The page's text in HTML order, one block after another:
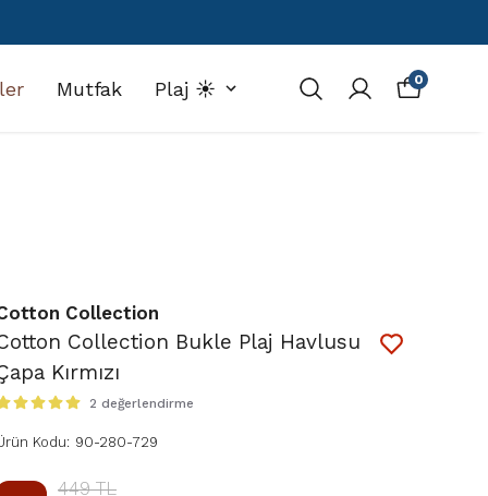
Mutfak Plaj ☀️ 0
Collection
Collection Bukle Plaj Havlusu
Kırmızı
2 değerlendirme
Kodu: 90-280-729
449 TL